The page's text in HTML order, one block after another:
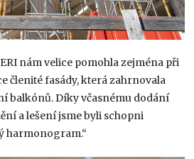
nám velice pomohla zejména při
členité fasády, která zahrnovala
balkónů. Díky včasnému dodání
a lešení jsme byli schopni
harmonogram.“